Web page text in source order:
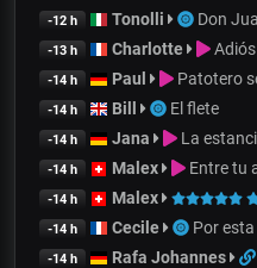
-12 h Tonolli Don
-13 h Charlotte
-14 h Paul Patotero
-14 h Bill El flete
-14 h Jana La
-14 h Malex Entre tu
-14 h Malex
-14 h Cecile Por
-14 h Rafa Johannes